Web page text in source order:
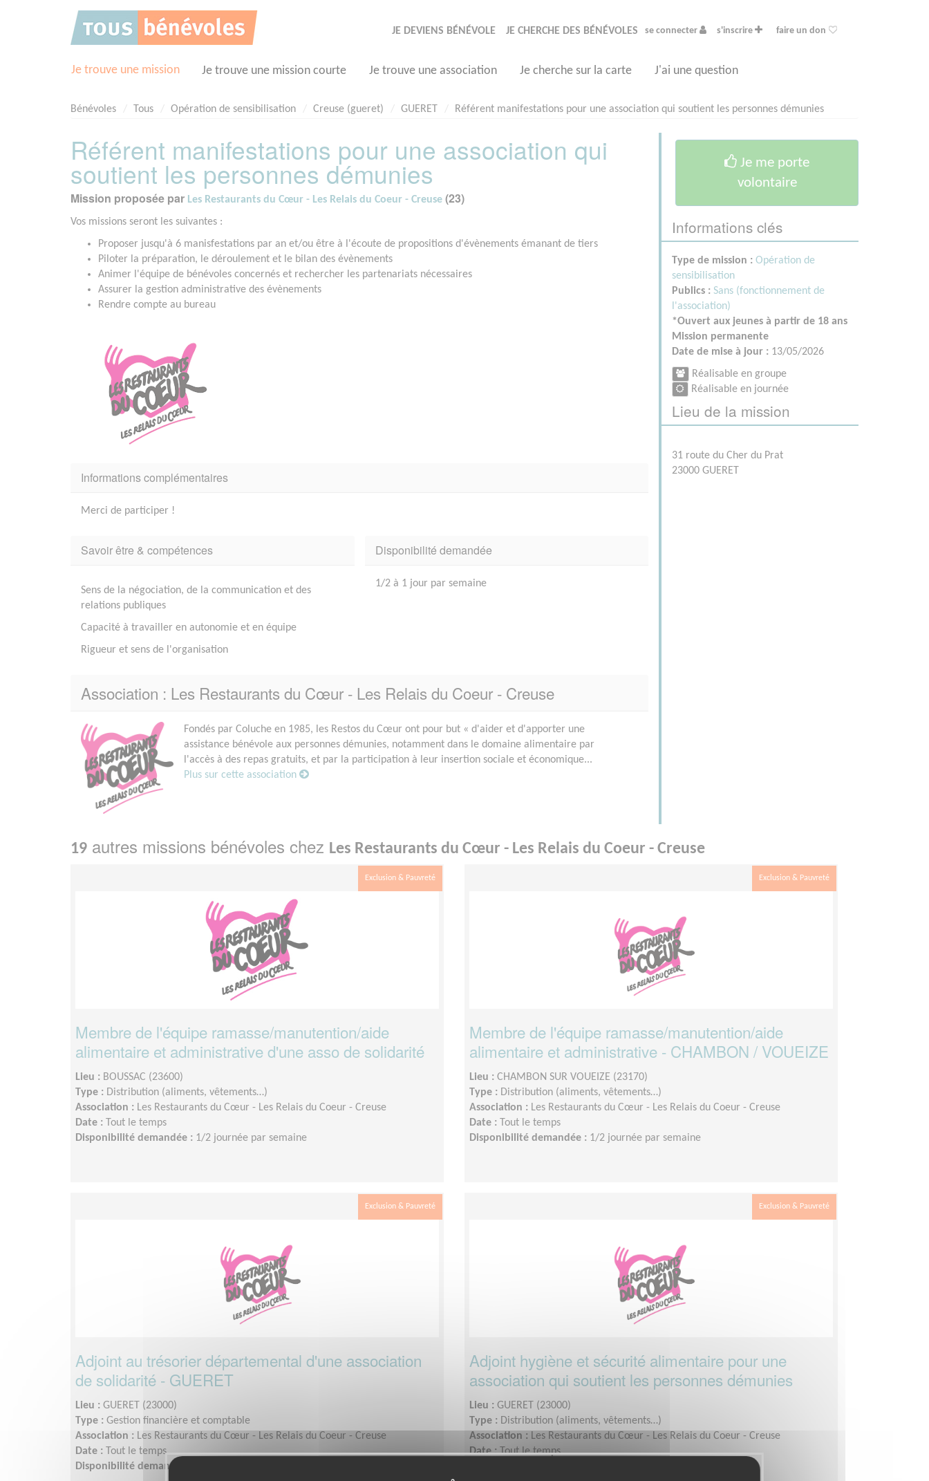
JE DEVIENS BÉNÉVOLE JE CHERCHE DES BÉNÉVOLES se connecter s'inscrire faire un don
Je trouve une mission Je trouve une mission courte Je trouve une association Je cherche sur la carte J'ai une question
Bénévoles Tous Opération de sensibilisation Creuse (gueret) GUERET Référent manifestations pour une association qui soutient les personnes démunies
Référent manifestations pour une association qui
soutient les personnes démunies
Mission proposée par Les Restaurants du Cœur - Les Relais du Coeur - Creuse (23)
Vos missions seront les suivantes :
Proposer jusqu'à 6 manisfestations par an et/ou être à l'écoute de propositions d'évènements émanant de tiers
Piloter la préparation, le déroulement et le bilan des évènements
Animer l'équipe de bénévoles concernés et rechercher les partenariats nécessaires
Assurer la gestion administrative des évènements
Rendre compte au bureau
Informations complémentaires
Merci de participer !
Savoir être & compétences
Sens de la négociation, de la communication et des
relations publiques
Capacité à travailler en autonomie et en équipe
Rigueur et sens de l'organisation
Disponibilité demandée
1/2 à 1 jour par semaine
Association : Les Restaurants du Cœur - Les Relais du Coeur - Creuse
Fondés par Coluche en 1985, les Restos du Cœur ont pour but « d'aider et d'apporter une
assistance bénévole aux personnes démunies, notamment dans le domaine alimentaire par
l'accès à des repas gratuits, et par la participation à leur insertion sociale et économique...
Plus sur cette association
Je me porte
volontaire
Informations clés
Type de mission : Opération de
sensibilisation
Publics : Sans (fonctionnement de
l'association)
*Ouvert aux jeunes à partir de 18 ans
Mission permanente
Date de mise à jour : 13/05/2026
Réalisable en groupe
Réalisable en journée
Lieu de la mission
31 route du Cher du Prat
23000 GUERET
19 autres missions bénévoles chez Les Restaurants du Cœur - Les Relais du Coeur - Creuse
Exclusion & Pauvreté
Membre de l'équipe ramasse/manutention/aide
alimentaire et administrative d'une asso de solidarité
Lieu : BOUSSAC (23600)
Type : Distribution (aliments, vêtements…)
Association : Les Restaurants du Cœur - Les Relais du Coeur - Creuse
Date : Tout le temps
Disponibilité demandée : 1/2 journée par semaine
Exclusion & Pauvreté
Membre de l'équipe ramasse/manutention/aide
alimentaire et administrative - CHAMBON / VOUEIZE
Lieu : CHAMBON SUR VOUEIZE (23170)
Type : Distribution (aliments, vêtements…)
Association : Les Restaurants du Cœur - Les Relais du Coeur - Creuse
Date : Tout le temps
Disponibilité demandée : 1/2 journée par semaine
Exclusion & Pauvreté
Adjoint au trésorier départemental d'une association
de solidarité - GUERET
Lieu : GUERET (23000)
Type : Gestion financière et comptable
Association : Les Restaurants du Cœur - Les Relais du Coeur - Creuse
Date : Tout le temps
Disponibilité demandée :
Exclusion & Pauvreté
Adjoint hygiène et sécurité alimentaire pour une
association qui soutient les personnes démunies
Lieu : GUERET (23000)
Type : Distribution (aliments, vêtements…)
Association : Les Restaurants du Cœur - Les Relais du Coeur - Creuse
Date :Tout le temps